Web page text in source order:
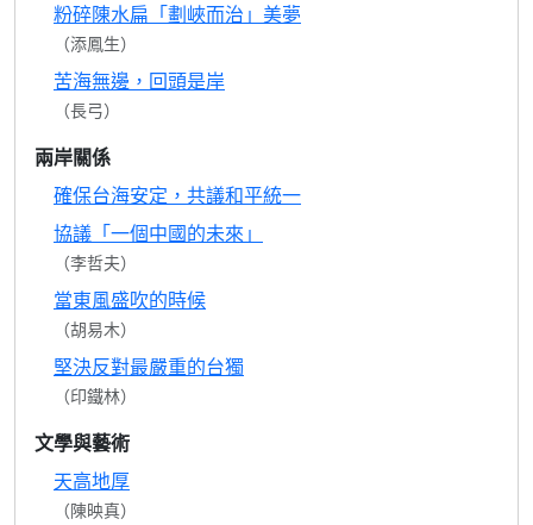
粉碎陳水扁「劃峽而治」美夢
（添鳳生）
苦海無邊，回頭是岸
（長弓）
兩岸關係
確保台海安定，共議和平統一
協議「一個中國的未來」
（李哲夫）
當東風盛吹的時候
（胡易木）
堅決反對最嚴重的台獨
（印鐵林）
文學與藝術
天高地厚
（陳映真）